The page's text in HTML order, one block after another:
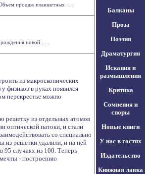
продаж планшетных . . .
новой . . .
из макроскопических
физиков в руках появился
перекрестье можно
решетку из отдельных атомов
оптической патоки, и стали
со специально
из решетки удалили, и на ней
95 случаях из 100. Теперь
- построению
Балканы
Проза
Поэзия
Драматургия
Искания и
размышления
Критика
Сомнения и
споры
Новые книги
У нас в гостях
Издательство
Книжная лавка